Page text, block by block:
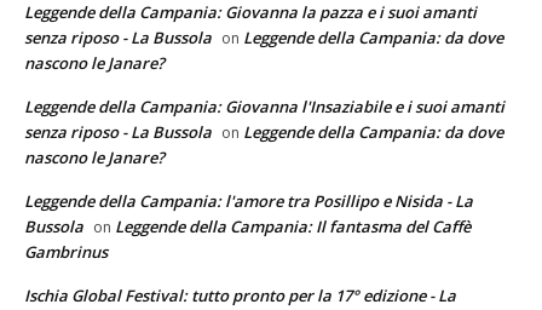
Leggende della Campania: Giovanna la pazza e i suoi amanti
senza riposo - La Bussola on Leggende della Campania: da dove
nascono le Janare?
Leggende della Campania: Giovanna l'Insaziabile e i suoi amanti
senza riposo - La Bussola on Leggende della Campania: da dove
nascono le Janare?
Leggende della Campania: l'amore tra Posillipo e Nisida - La
Bussola on Leggende della Campania: Il fantasma del Caffè
Gambrinus
Ischia Global Festival: tutto pronto per la 17° edizione - La